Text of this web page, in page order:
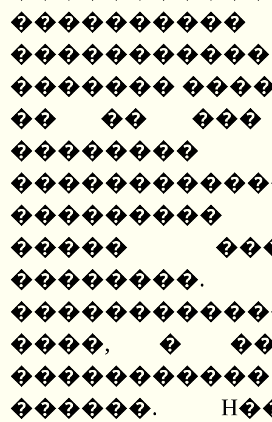
�������
�� �� ���
��������
���������
�����
��������.
����, �
������.